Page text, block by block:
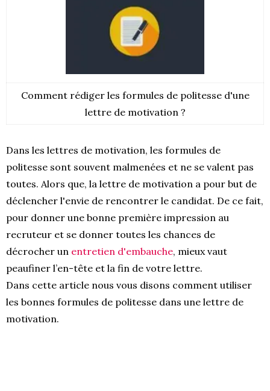
Comment rédiger les formules de politesse d'une
lettre de motivation ?
Dans les lettres de motivation, les formules de
politesse sont souvent malmenées et ne se valent pas
toutes. Alors que, la lettre de motivation a pour but de
déclencher l'envie de rencontrer le candidat. De ce fait,
pour donner une bonne première impression au
recruteur et se donner toutes les chances de
décrocher un entretien d'embauche, mieux vaut
peaufiner l’en-tête et la fin de votre lettre.
Dans cette article nous vous disons comment utiliser
les bonnes formules de politesse dans une lettre de
motivation.